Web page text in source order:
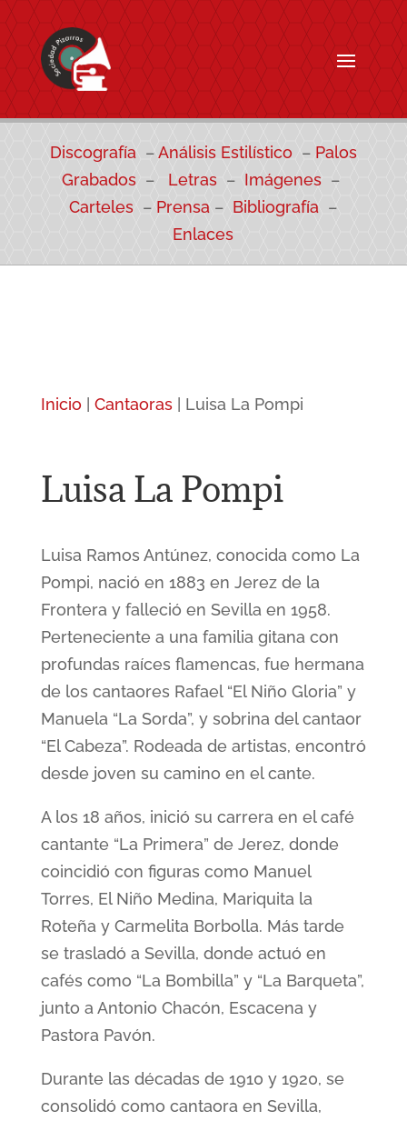
Discografía –Análisis Estilístico – Palos
Grabados – Letras – Imágenes –
Carteles – Prensa – Bibliografía –
Enlaces
Inicio Cantaoras| Luisa La Pompi
Luisa La Pompi
Luisa Ramos Antúnez, conocida como La
Pompi, nació en 1883 en Jerez de la
Frontera y falleció en Sevilla en 1958.
Perteneciente a una familia gitana con
profundas raíces flamencas, fue hermana
de los cantaores Rafael “El Niño Gloria” y
Manuela “La Sorda”, y sobrina del cantaor
“El Cabeza”. Rodeada de artistas, encontró
desde joven su camino en el cante.
A los 18 años, inició su carrera en el café
cantante “La Primera” de Jerez, donde
coincidió con figuras como Manuel
Torres, El Niño Medina, Mariquita la
Roteña y Carmelita Borbolla. Más tarde
se trasladó a Sevilla, donde actuó en
cafés como “La Bombilla” y “La Barqueta”,
junto a Antonio Chacón, Escacena y
Pastora Pavón.
Durante las décadas de 1910 y 1920, se
consolidó como cantaora en Sevilla,